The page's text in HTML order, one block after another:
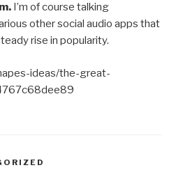
I’m of course talking
other social audio apps that
rise in popularity.
ideas/the-great-